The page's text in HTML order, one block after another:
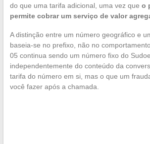
do que uma tarifa adicional, uma vez que o
permite cobrar um serviço de valor
A distinção entre um número geográfico e
baseia-se no prefixo, não no
05 continua sendo um número fixo do
independentemente do conteúdo da
tarifa do número em si, mas o que um
você fazer após a chamada.